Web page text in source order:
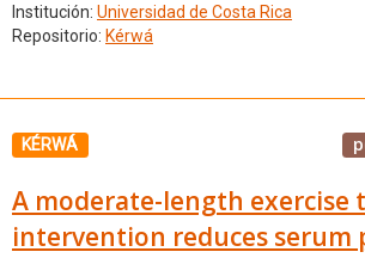
Institución: Universidad de Costa Rica
Repositorio: Kérwá
KÉRWÁ
A moderate-length exercise
intervention reduces serum